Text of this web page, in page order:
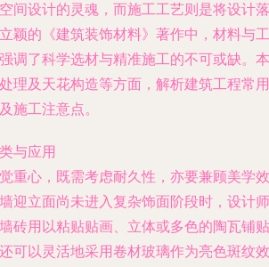
间设计的灵魂，而施工工艺则是将设计落
颖的《建筑装饰材料》著作中，材料与工
调了科学选材与精准施工的不可或缺。本
理及天花构造等方面，解析建筑工程常用
施工注意点。
与应用
重心，既需考虑耐久性，亦要兼顾美学效
迎立面尚未进入复杂饰面阶段时，设计师
砖用以粘贴贴画、立体或多色的陶瓦铺贴
可以灵活地采用卷材玻璃作为亮色斑纹效